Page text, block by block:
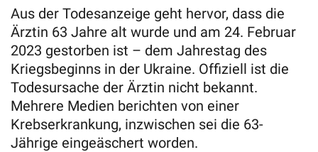
Aus der Todesanzeige geht hervor, dass die
Ärztin 63 Jahre alt wurde und am 24. Februar
2023 gestorben ist – dem Jahrestag des
Kriegsbeginns in der Ukraine. Offiziell ist die
Todesursache der Ärztin nicht bekannt.
Mehrere Medien berichten von einer
Krebserkrankung, inzwischen sei die 63-
Jährige eingeäschert worden.